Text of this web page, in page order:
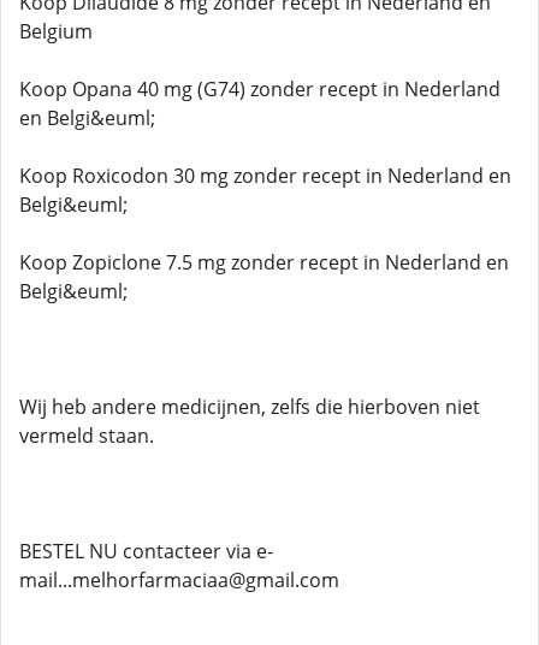
Belgium
Koop Opana 40 mg (G74) zonder recept in Nederland
en Belgi&euml;
Koop Roxicodon 30 mg zonder recept in Nederland en
Belgi&euml;
Koop Zopiclone 7.5 mg zonder recept in Nederland en
Belgi&euml;
Wij heb andere medicijnen, zelfs die hierboven niet
vermeld staan.
BESTEL NU contacteer via e-
mail...melhorfarmaciaa@gmail.com